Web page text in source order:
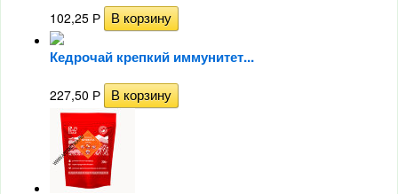
102,25 Р
Кедрочай крепкий иммунитет...
227,50 Р